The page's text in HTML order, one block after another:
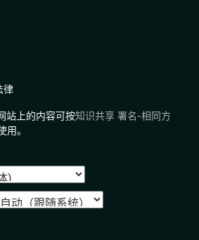
律
站上的内容可按知识共享 署名-相同方
用。